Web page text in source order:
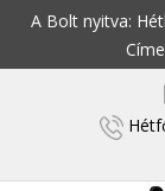
A Bolt nyitva: